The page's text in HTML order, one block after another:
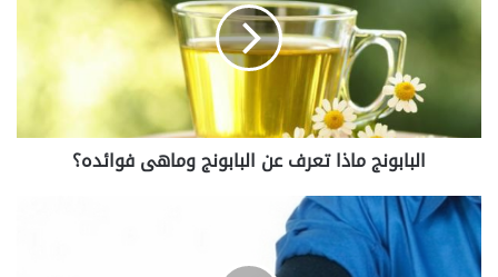
ا
ج
م
ا
ت
ع
البابونج ماذا تعرف عن البابونج وماهى فوائده؟
4
ط
ر